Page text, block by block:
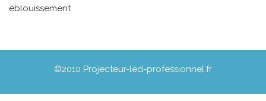
éblouissement
©2010 Projecteur-led-professionnel.fr